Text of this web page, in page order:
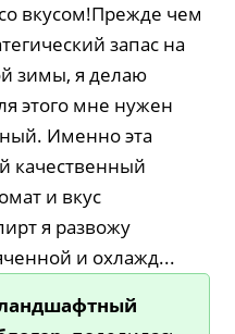
вкусом!Прежде чем
запас на
зимы, я делаю
этого мне нужен
Именно эта
качественный
и вкус
я развожу
и охлажд...